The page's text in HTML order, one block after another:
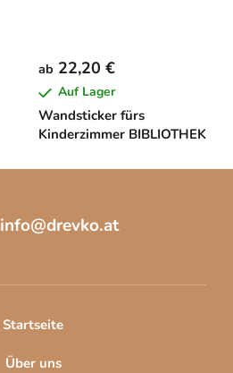
Wandsticker fürs
Kinderzimmer BIBLIOTHEK
ab 22,20 €
Auf Lager
info@drevko.at
Startseite
Über uns